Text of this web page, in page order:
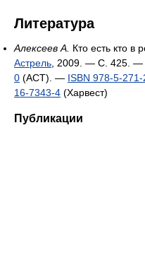
Литература
Алексеев А. Кто есть кто в
Астрель , 2009. — С. 425. —
0 (АСТ). — ISBN 978-5-
16-7343-4 (Харвест)
Публикации